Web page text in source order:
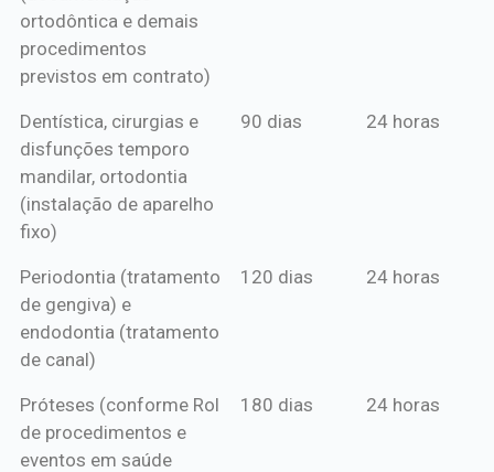
ortodôntica e demais
procedimentos
previstos em contrato)
Dentística, cirurgias e
disfunções temporo
mandilar, ortodontia
(instalação de aparelho
fixo)
90 dias 24 horas
Periodontia (tratamento
de gengiva) e
endodontia (tratamento
de canal)
120 dias 24 horas
Próteses (conforme Rol
de procedimentos e
eventos em saúde
180 dias 24 horas